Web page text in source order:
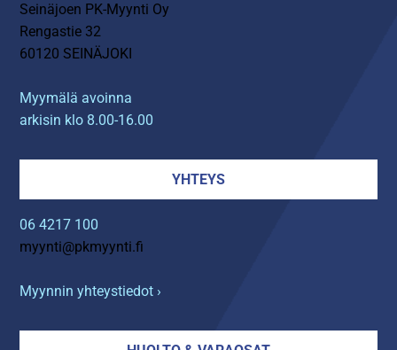
Seinäjoen PK-Myynti Oy
Rengastie 32
60120 SEINÄJOKI
Myymälä avoinna
arkisin klo 8.00-16.00
YHTEYS
06 4217 100
myynti@pkmyynti.fi
Myynnin yhteystiedot ›